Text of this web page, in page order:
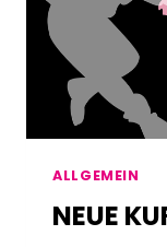
ALLGEMEIN
NEUE